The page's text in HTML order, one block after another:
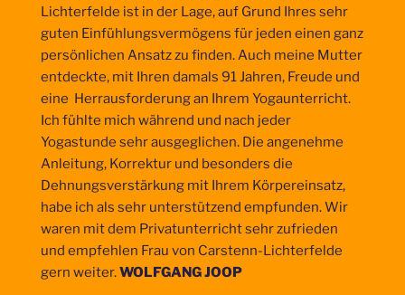
Lichterfelde ist in der Lage, auf Grund Ihres sehr
guten Einfühlungsvermögens für jeden einen ganz
persönlichen Ansatz zu finden. Auch meine Mutter
entdeckte, mit Ihren damals 91 Jahren, Freude und
eine Herrausforderung an Ihrem Yogaunterricht.
Ich fühlte mich während und nach jeder
Yogastunde sehr ausgeglichen. Die angenehme
Anleitung, Korrektur und besonders die
Dehnungsverstärkung mit Ihrem Körpereinsatz,
habe ich als sehr unterstützend empfunden. Wir
waren mit dem Privatunterricht sehr zufrieden
und empfehlen Frau von Carstenn-Lichterfelde
gern weiter.WOLFGANG JOOP